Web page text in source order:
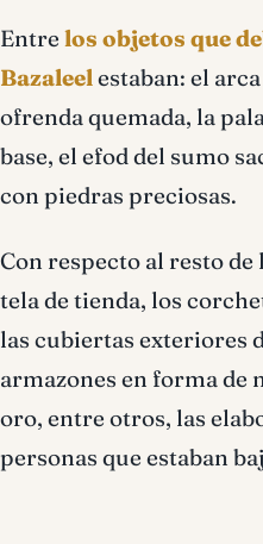
Entre los objetos que
Bazaleelestaban: el
ofrenda quemada, la
base, el efod del sumo
con piedras preciosas.
Con respecto al resto de
tela de tienda, los
las cubiertas exteriores
armazones en forma de
oro, entre otros, las
personas que estaban